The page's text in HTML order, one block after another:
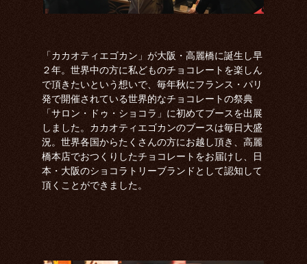
「カカオティエゴカン」が大阪・高麗橋に誕生し早
２年。世界中の方に私どものチョコレートを楽しん
で頂きたいという想いで、毎年秋にフランス・パリ
発で開催されている世界的なチョコレートの祭典
「サロン・ドゥ・ショコラ」に初めてブースを出展
しました。カカオティエゴカンのブースは毎日大盛
況。世界各国からたくさんの方にお越し頂き、高麗
橋本店でおつくりしたチョコレートをお届けし、日
本・大阪のショコラトリーブランドとして認知して
頂くことができました。